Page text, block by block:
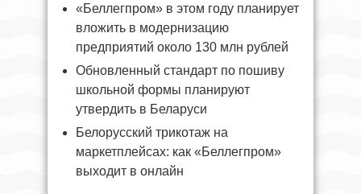
«Беллегпром» в этом году планирует
вложить в модернизацию
предприятий около 130 млн рублей
Обновленный стандарт по пошиву
школьной формы планируют
утвердить в Беларуси
Белорусский трикотаж на
маркетплейсах: как «Беллегпром»
выходит в онлайн